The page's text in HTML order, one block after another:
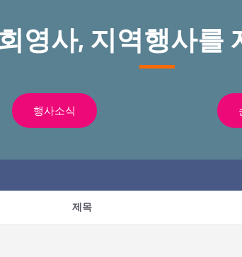
영사, 지역행사를
행사소식
제목